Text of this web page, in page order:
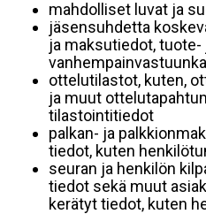
mahdolliset luvat ja
jäsensuhdetta
ja maksutiedot,
ottelutilastot, kuten,
ja muut
tilastointitiedot
palkan- ja
tiedot, kuten
seuran ja henkilön
tiedot sekä muut
kerätyt tiedot, kuten